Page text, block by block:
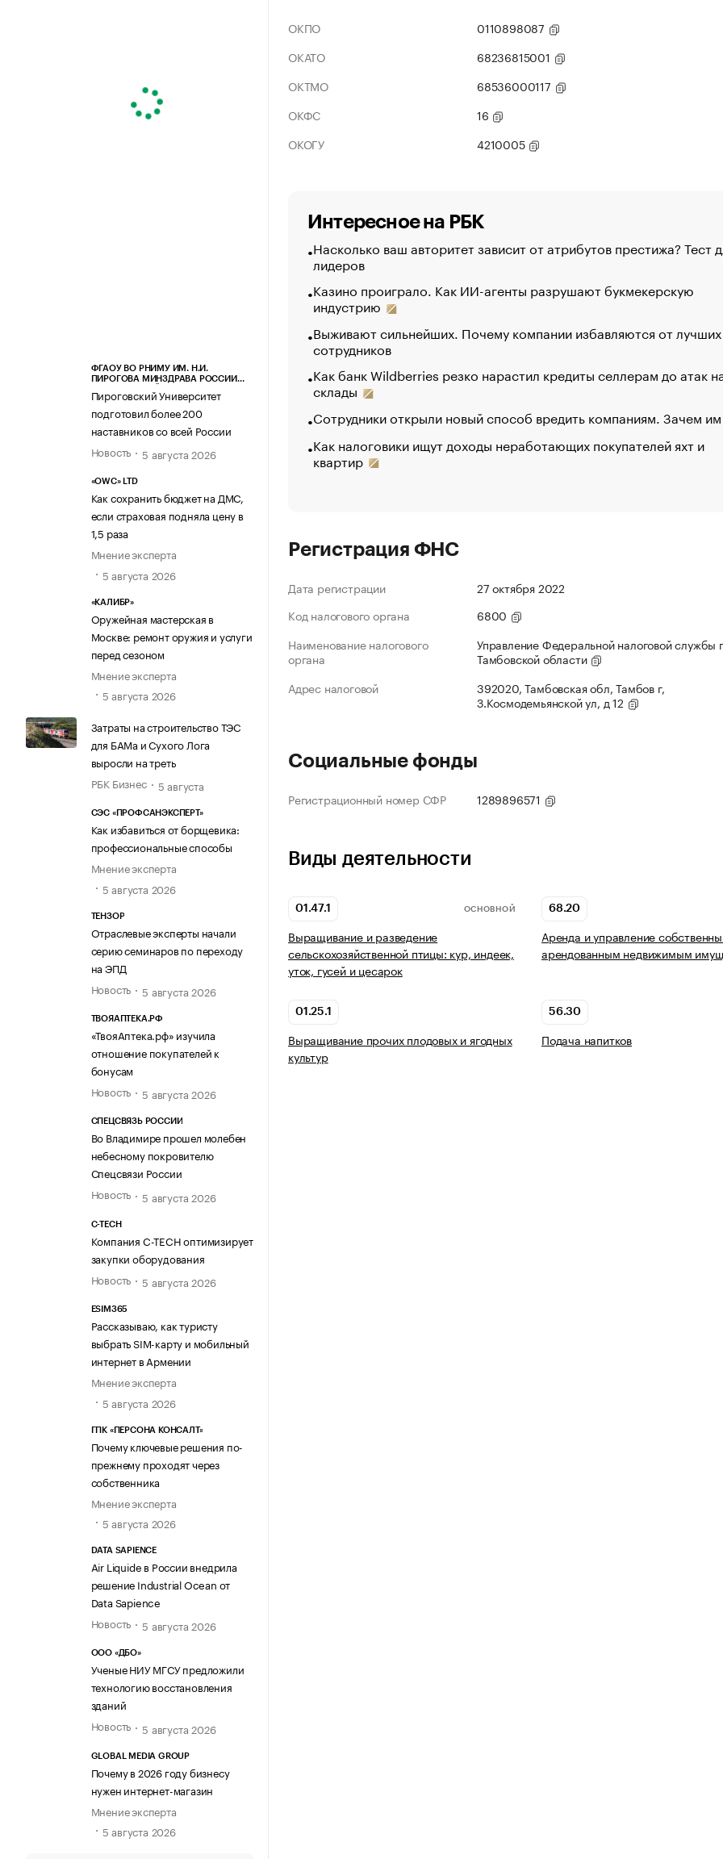
ФГАОУ ВО РНИМУ ИМ. Н.И.
ПИРОГОВА МИНЗДРАВА РОССИИ
Пироговский Университет
подготовил более 200
наставников со всей России
Новость
5 августа 2026
«OWC» LTD
Как сохранить бюджет на ДМС,
если страховая подняла цену в
1,5 раза
Мнение эксперта
5 августа 2026
«КАЛИБР»
Оружейная мастерская в
Москве: ремонт оружия и услуги
перед сезоном
Мнение эксперта
5 августа 2026
Затраты на строительство ТЭС
для БАМа и Сухого Лога
выросли на треть
РБК Бизнес
5 августа
СЭС «ПРОФСАНЭКСПЕРТ»
Как избавиться от борщевика:
профессиональные способы
Мнение эксперта
5 августа 2026
ТЕНЗОР
Отраслевые эксперты начали
серию семинаров по переходу
на ЭПД
Новость
5 августа 2026
ТВОЯАПТЕКА.РФ
«ТвояАптека.рф» изучила
отношение покупателей к
бонусам
Новость
5 августа 2026
СПЕЦСВЯЗЬ РОССИИ
Во Владимире прошел молебен
небесному покровителю
Спецсвязи России
Новость
5 августа 2026
C-TECH
Компания C-TECH оптимизирует
закупки оборудования
Новость
5 августа 2026
ESIM365
Рассказываю, как туристу
выбрать SIM-карту и мобильный
интернет в Армении
Мнение эксперта
5 августа 2026
ГПК «ПЕРСОНА КОНСАЛТ»
Почему ключевые решения по-
прежнему проходят через
собственника
Мнение эксперта
5 августа 2026
DATA SAPIENCE
Air Liquide в России внедрила
решение Industrial Ocean от
Data Sapience
Новость
5 августа 2026
ООО «ДБО»
Ученые НИУ МГСУ предложили
технологию восстановления
зданий
Новость
5 августа 2026
GLOBAL MEDIA GROUP
Почему в 2026 году бизнесу
нужен интернет-магазин
Мнение эксперта
5 августа 2026
ОКПО
0110898087
ОКАТО
68236815001
ОКТМО
68536000117
ОКФС
16
ОКОГУ
4210005
Интересное на РБК
Насколько ваш авторитет зависит от атрибутов престижа? Тест
лидеров
Казино проиграло. Как ИИ-агенты разрушают букмекерскую
индустрию
Выживают сильнейших. Почему компании избавляются от лучших
сотрудников
Как банк Wildberries резко нарастил кредиты селлерам до атак
склады
Сотрудники открыли новый способ вредить компаниям. Зачем
Как налоговики ищут доходы неработающих покупателей яхт и
квартир
Регистрация ФНС
Дата регистрации
27 октября 2022
Код налогового органа
6800
Наименование налогового
органа
Управление Федеральной налоговой службы
Тамбовской области
Адрес налоговой
392020, Тамбовская обл, Тамбов г,
З.Космодемьянской ул, д 12
Социальные фонды
Регистрационный номер СФР 1289896571
Виды деятельности
01.47.1 ОСНОВНОЙ
Выращивание и разведение
сельскохозяйственной птицы: кур, индеек,
уток, гусей и цесарок
68.20
Аренда и управление
арендованным недвижимым
01.25.1
Выращивание прочих плодовых и ягодных
культур
56.30
Подача напитков